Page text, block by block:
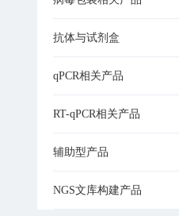
抗体与试剂盒
qPCR相关产品
RT-qPCR相关产品
辅助型产品
NGS文库构建产品